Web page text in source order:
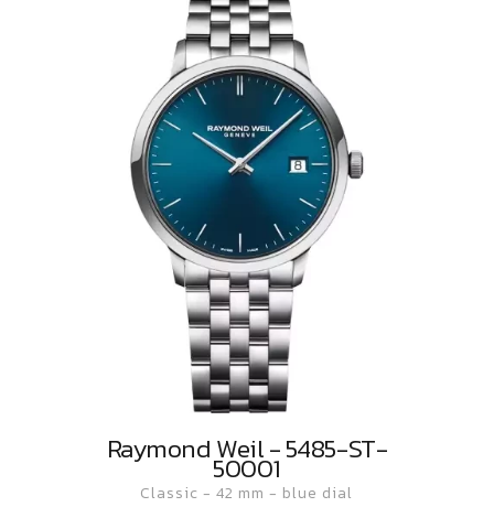
Raymond Weil - 5485-ST-
50001
Classic - 42 mm - blue dial